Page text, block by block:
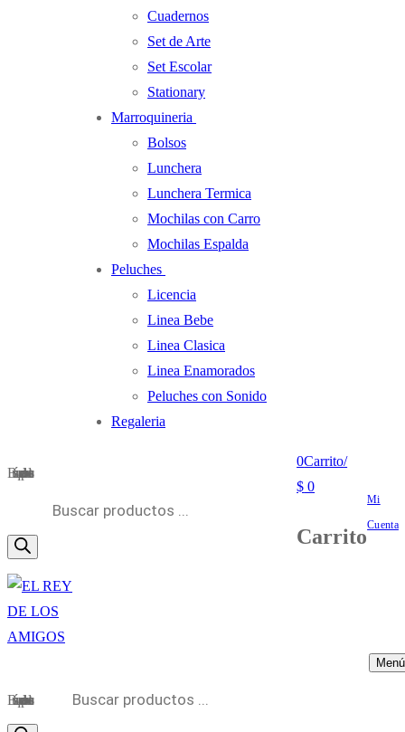
Cuadernos
Set de Arte
Set Escolar
Stationary
Marroquineria
Bolsos
Lunchera
Lunchera Termica
Mochilas con Carro
Mochilas Espalda
Peluches
Licencia
Linea Bebe
Linea Clasica
Linea Enamorados
Peluches con Sonido
Regaleria
Búsqueda de productos
0Carrito/
$ 0
Carrito
Mi
Cuenta
Menú
Búsqueda de productos